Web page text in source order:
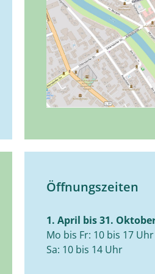
Öffnungszeiten
1. April bis 31.
Mo bis Fr: 10 bis 17 Uhr
Sa: 10 bis 14 Uhr